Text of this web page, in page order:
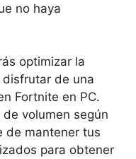
no haya
optimizar la
de una
Fortnite en PC.
volumen según
de mantener tus
para obtener